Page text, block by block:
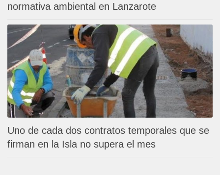
normativa ambiental en Lanzarote
Uno de cada dos contratos temporales que se
firman en la Isla no supera el mes